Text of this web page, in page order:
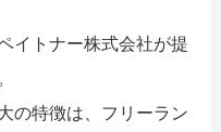
イトナー株式会社が提
の特徴は、フリーラン